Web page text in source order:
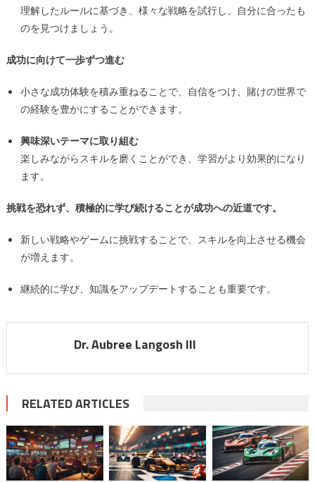
理解したルールに基づき、様々な戦略を試行し、自分に合ったも
のを見つけましょう。
成功に向けて一歩ずつ進む
小さな成功体験を積み重ねることで、自信をつけ、賭けの世界で
の経験を豊かにすることができます。
興味深いテーマに取り組む
楽しみながらスキルを磨くことができ、学習がより効果的になり
ます。
挑戦を恐れず、積極的に学び続けることが成功への近道です。
新しい戦略やゲームに挑戦することで、スキルを向上させる機会
が増えます。
継続的に学び、知識をアップデートすることも重要です。
Dr. Aubree Langosh III
RELATED ARTICLES